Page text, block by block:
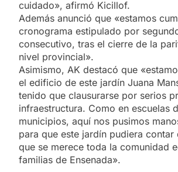
cuidado», afirmó Kicillof.
Además anunció que «estamos
cronograma estipulado por
consecutivo, tras el cierre de la
nivel provincial».
Asimismo, AK destacó que
el edificio de este jardín Juana
tenido que clausurarse por serios
infraestructura. Como en escuelas
municipios, aquí nos pusimos
para que este jardín pudiera
que se merece toda la comunidad
familias de Ensenada».